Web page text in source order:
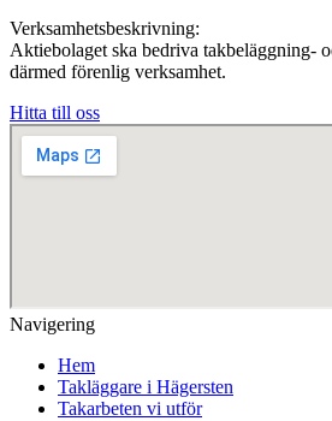
Verksamhetsbeskrivning:
Aktiebolaget ska bedriva takbeläggning-
därmed förenlig verksamhet.
Hitta till oss
Navigering
Hem
Takläggare i Hägersten
Takarbeten vi utför